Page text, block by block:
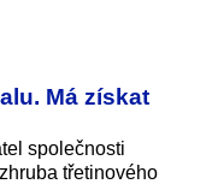
Má získat
společnosti
třetinového